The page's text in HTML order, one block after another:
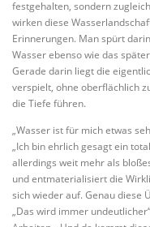
festgehalten, sondern
wirken diese
Erinnerungen. Man spürt
Wasser ebenso wie das
Gerade darin liegt die
verspielt, ohne oberflächlich
die Tiefe führen.
„Wasser ist für mich etwas
„Ich bin ehrlich gesagt ein
allerdings weit mehr als
und entmaterialisiert die
sich wieder auf. Genau diese
„Das wird immer